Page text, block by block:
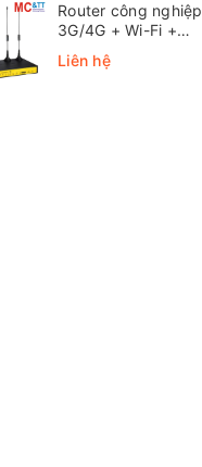
Router công nghiệp
3G/4G + Wi-Fi +
APN/VPN Four-Faith
F3436
Liên hệ